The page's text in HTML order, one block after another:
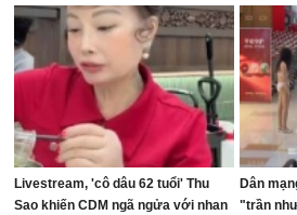
Livestream, 'cô dâu 62 tuổi' Thu
Sao khiến CDM ngã ngửa với nhan
Dân
"trần